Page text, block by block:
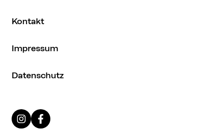
Kontakt
Impressum
Datenschutz